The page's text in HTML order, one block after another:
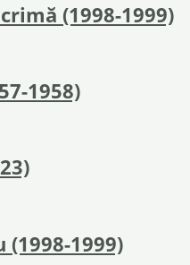
(1998-1999)
1958)
1999)